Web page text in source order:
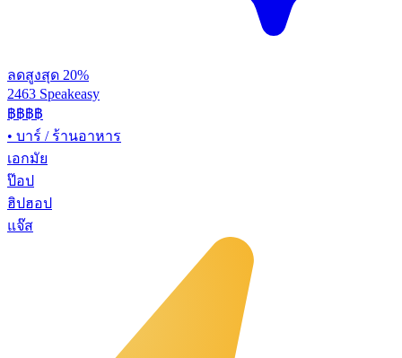
ลดสูงสุด 20%
2463 Speakeasy
฿฿฿฿
• บาร์ / ร้านอาหาร
เอกมัย
ป๊อป
ฮิปฮอป
แจ๊ส